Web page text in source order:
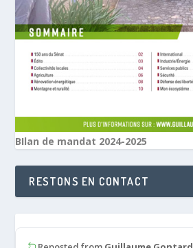
BIlan de mandat 2024-2025
RESTONS EN CONTACT